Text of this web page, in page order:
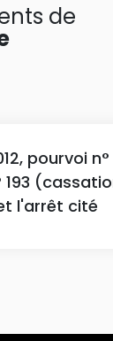
de
pourvoi n°
193
l'arrêt cité